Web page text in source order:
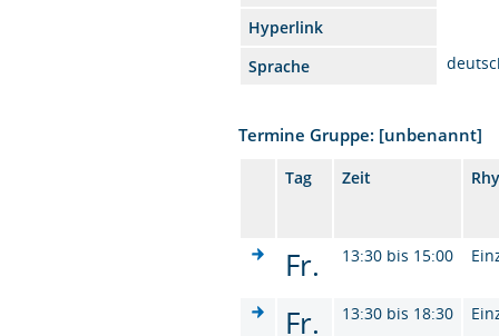
Hyperlink
Sprache
Termine Gruppe: [unbenannt]
Tag Zeit
Fr. 13:30 bis 15:00
Fr. 13:30 bis 18:30